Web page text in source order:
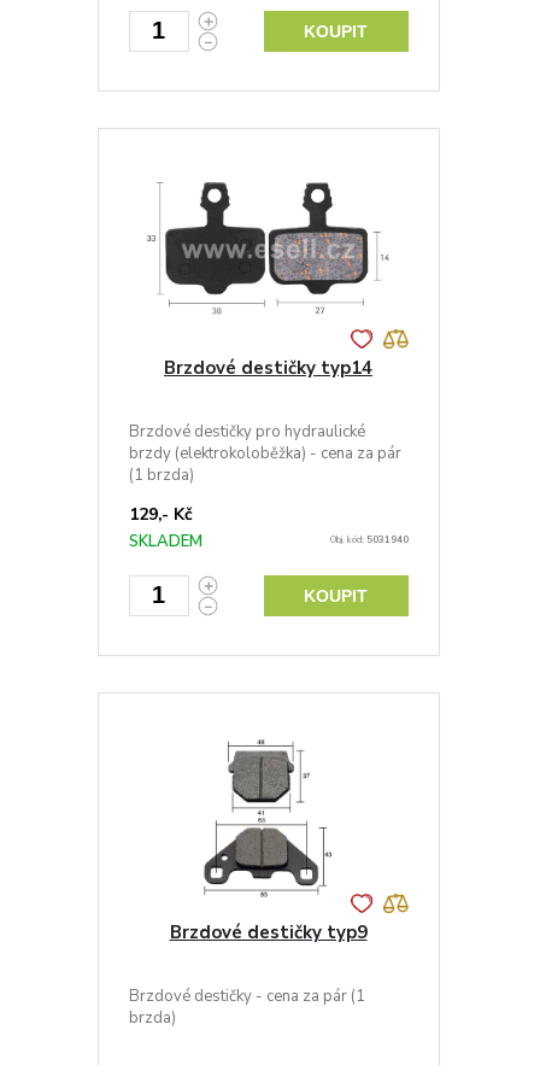
KOUPIT
Brzdové destičky typ14
Brzdové destičky pro hydraulické
brzdy (elektrokoloběžka) - cena za pár
(1 brzda)
129,- Kč
SKLADEM Obj. kód: 5031940
KOUPIT
Brzdové destičky typ9
Brzdové destičky - cena za pár (1
brzda)